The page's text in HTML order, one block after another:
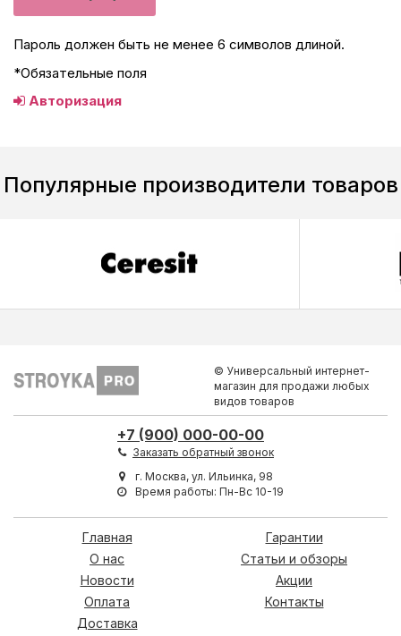
Пароль должен быть не менее 6 символов длиной.
*Обязательные поля
Авторизация
Популярные производители товаров
© Универсальный интернет-
магазин для продажи любых
видов товаров
+7 (900) 000-00-00
Заказать обратный звонок
г. Москва, ул. Ильинка, 98
Время работы: Пн-Вс 10-19
Главная
О нас
Новости
Оплата
Доставка
Гарантии
Статьи и обзоры
Акции
Контакты